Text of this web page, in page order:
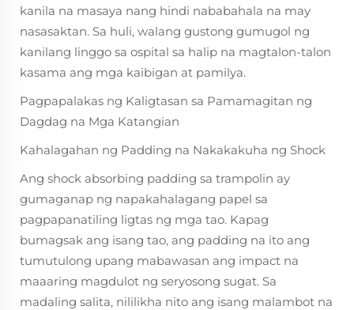
kanila na masaya nang hindi nababahala na may
nasasaktan. Sa huli, walang gustong gumugol ng
kanilang linggo sa ospital sa halip na magtalon-talon
kasama ang mga kaibigan at pamilya.
Pagpapalakas ng Kaligtasan sa Pamamagitan ng
Dagdag na Mga Katangian
Kahalagahan ng Padding na Nakakakuha ng Shock
Ang shock absorbing padding sa trampolin ay
gumaganap ng napakahalagang papel sa
pagpapanatiling ligtas ng mga tao. Kapag
bumagsak ang isang tao, ang padding na ito ang
tumutulong upang mabawasan ang impact na
maaaring magdulot ng seryosong sugat. Sa
madaling salita, nililikha nito ang isang malambot na